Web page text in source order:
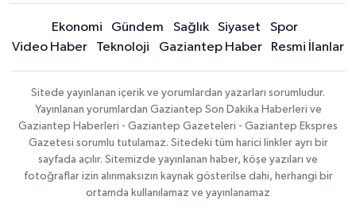
Ekonomi Gündem Sağlık Siyaset
Spor
Video Haber
Teknoloji Gaziantep Haber Resmi İlanlar
Sitede yayınlanan içerik ve yorumlardan yazarları sorumludur.
Yayınlanan yorumlardan Gaziantep Son Dakika Haberleri ve
Gaziantep Haberleri - Gaziantep Gazeteleri - Gaziantep Ekspres
Gazetesi sorumlu tutulamaz. Sitedeki tüm harici linkler ayrı bir
sayfada açılır. Sitemizde yayınlanan haber, köşe yazıları ve
fotoğraflar izin alınmaksızın kaynak gösterilse dahi, herhangi bir
ortamda kullanılamaz ve yayınlanamaz